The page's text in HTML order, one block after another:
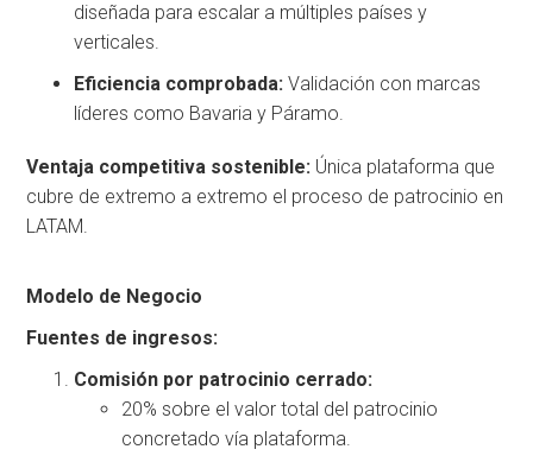
diseñada para escalar a múltiples países y
verticales.
Eficiencia comprobada: Validación con marcas
líderes como Bavaria y Páramo.
Ventaja competitiva sostenible: Única plataforma que
cubre de extremo a extremo el proceso de patrocinio en
LATAM.
Modelo de Negocio
Fuentes de ingresos:
Comisión por patrocinio cerrado:
20% sobre el valor total del patrocinio
concretado vía plataforma.